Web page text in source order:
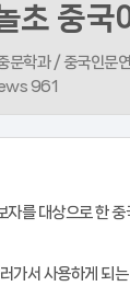
초 중국
문학과 / 중국인문
961
를 대상으로 한
가서 사용하게 되